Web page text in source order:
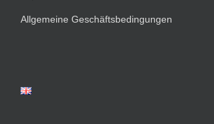
Allgemeine Geschäftsbedingungen